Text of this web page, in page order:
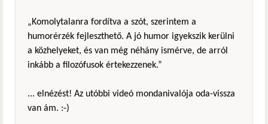
„Komolytalanra fordítva a szót, szerintem a
humorérzék fejleszthető. A jó humor igyekszik kerülni
a közhelyeket, és van még néhány ismérve, de arról
inkább a filozófusok értekezzenek.”
... elnézést! Az utóbbi videó mondanivalója oda-vissza
van ám. :-)